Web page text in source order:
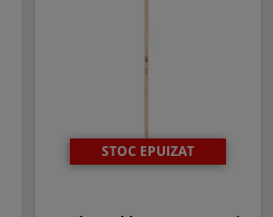
STOC EPUIZAT